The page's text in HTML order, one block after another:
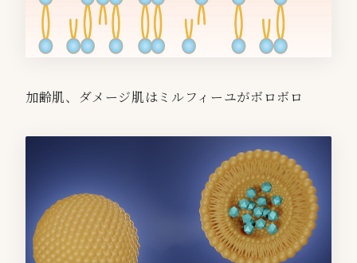
加齢肌、ダメージ肌はミルフィーユがボロボロ